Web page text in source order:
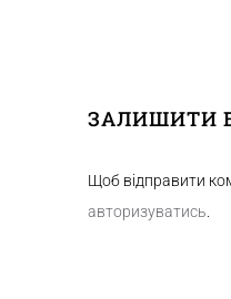
ЗАЛИШИТИ
Щоб відправити
авторизуватись